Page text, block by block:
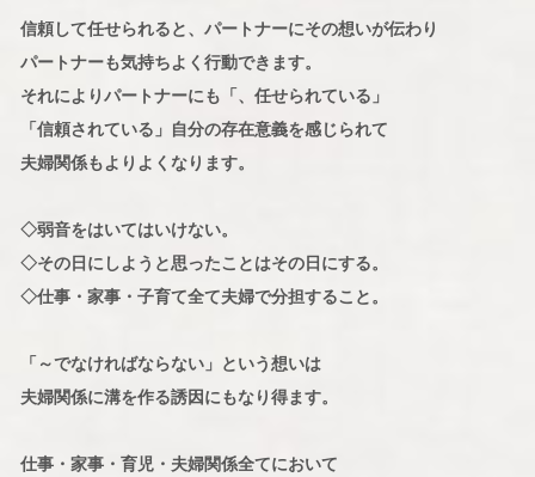
信頼して任せられると、パートナーにその想いが伝わり
パートナーも気持ちよく行動できます。
それによりパートナーにも「、任せられている」
「信頼されている」自分の存在意義を感じられて
夫婦関係もよりよくなります。
◇弱音をはいてはいけない。
◇その日にしようと思ったことはその日にする。
◇仕事・家事・子育て全て夫婦で分担すること。
「～でなければならない」という想いは
夫婦関係に溝を作る誘因にもなり得ます。
仕事・家事・育児・夫婦関係全てにおいて